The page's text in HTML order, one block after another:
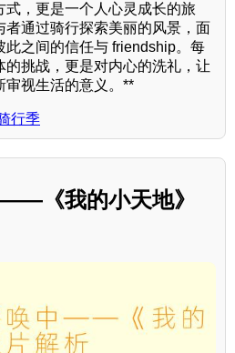
，更是一个人心灵成长的旅
者通过骑行探索美丽的风景，面
此之间的信任与 friendship。每
挑战，更是对内心的洗礼，让
审视生活的意义。**
行季
《我的小天地》